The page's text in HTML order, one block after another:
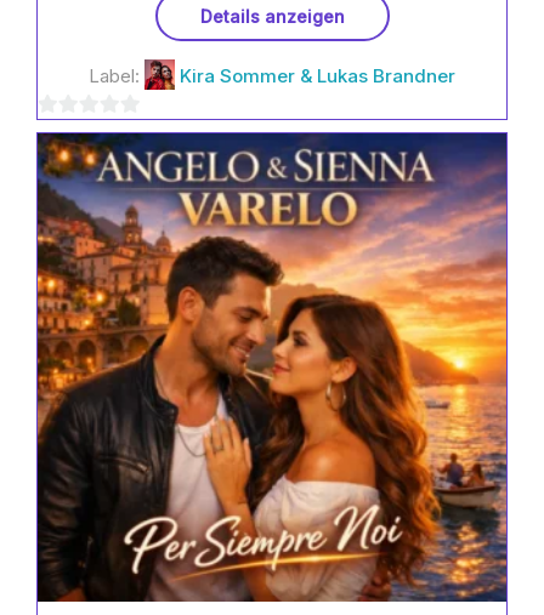
Produkt
mehrere
auf.
Die
Optionen
können
auf
der
Produktseite
gewählt
werden
Details anzeigen
Label: Kira Sommer & Lukas Brandner
0
von
5